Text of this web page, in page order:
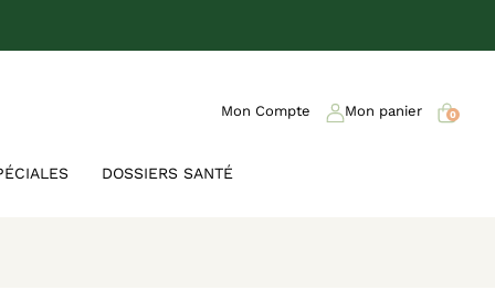
DOSSIERS SANTÉ
Mon Compte Mon panier 0